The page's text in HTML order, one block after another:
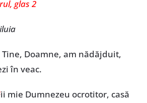
glas 2
Doamne, am nădăjduit,
în veac.
ii mie Dumnezeu ocrotitor, casă